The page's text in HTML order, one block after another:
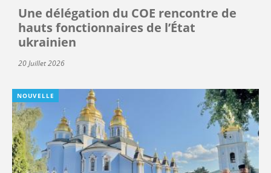
Une délégation du COE rencontre de
hauts fonctionnaires de l’État
ukrainien
20 Juillet 2026
NOUVELLE